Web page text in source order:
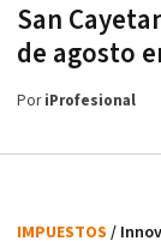
San
de agosto
PoriProfesional
IMPUESTOS /